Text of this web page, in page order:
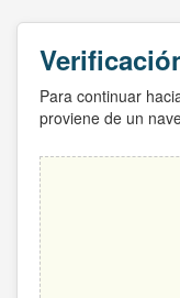
Para continuar
proviene de un